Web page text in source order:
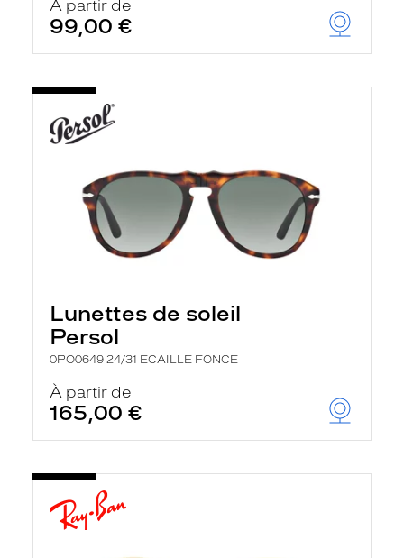
À partir de
99,00 €
Lunettes de soleil
Persol
0PO0649 24/31 ECAILLE FONCE
À partir de
165,00 €